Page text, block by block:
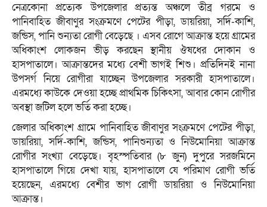
নেত্রকোনা প্রত্যেক উপজেলার প্রত্যন্ত অঞ্চলে তীব্র গরমে ও
পানিবাহিত জীবাণুর সংক্রমণে পেটের পীড়া, ডায়রিয়া, সর্দি-কাশি,
জন্ডিস, পানি শুন্যতা রোগী বেড়েছে । এসব রোগে আক্রান্ত হয়ে গ্রামের
অধিকাংশ লোকজন ভীড় করছেন স্থানীয় ঔষধের দোকান ও
হাসপাতালে। আক্রান্তদের মধ্যে বেশী ভাগই শিশু। প্রতিদিনই নানা
উপসর্গ নিয়ে রোগীরা যাচ্ছেন উপজেলার সরকারী হাসপাতালে।
এরমধ্যে কাউকে দেওয়া হচ্ছে প্রাথমিক চিকিৎসা, আবার কোন রোগীর
অবস্থা জটিল হলে ভর্তি করা হচ্ছে।
জেলার অধিকাংশ গ্রামে পানিবাহিত জীবাণুর সংক্রমণে পেটের পীড়া,
ডায়রিয়া, সর্দি-কাশি, জন্ডিস, পানিশুন্যতা ও নিউমোনিয়া আক্রান্ত
রোগীর সংখ্যা বেড়েছে। বৃহস্পতিবার (৮ জুন) দুপুরে সরজমিনে
হাসপাতালে গিয়ে দেখা যায়, হাসপাতালে যে পরিমাণ রোগী ভর্তি
হয়েছেন, এরমধ্যে বেশীর ভাগ রোগী ডায়রিয়া ও নিউমোনিয়া
আক্রান্ত।